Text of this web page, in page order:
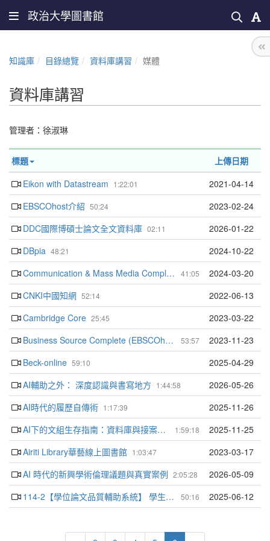
政治大學圖書館
知識庫 目錄總覽 資料庫講習 媒體
資料庫講習
管理者： 徐淑琳
標題 上傳日期
1:22:01
Eikon with Datastream 2021-04-14
50:24
EBSCOhost介紹 2023-02-24
02:11
DDC國際博碩士論文全文資料庫 2026-01-22
48:21
DBpia 2024-10-22
41:05
Communication & Mass Media Complete 2024-03-20
52:14
CNKI中國知網 2022-06-13
25:45
Cambridge Core 2023-03-22
53:57
Business Source Complete (EBSCOhost) 2023-11-23
59:10
Beck-online 2025-04-29
1:44:58
AI輔助之外： 深度認識與書寫地方 2026-05-26
1:17:39
AI時代的履歷自傳術 2025-11-26
1:59:18
AI下的文組生存指南：資料庫與接案、投稿之運用 2025-11-25
1:03:47
Airiti Library華藝線上圖書館 2023-03-17
2:05:28
AI 時代的新興學術倫理議題與真實案例 2026-05-09
50:16
114-2【學位論文品質輔助系統】 學生端教育訓練 2025-06-12